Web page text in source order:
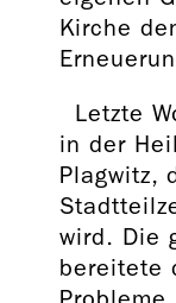
Kirche
Letzte
in der
Plagwitz,
wird. Die
bereitete